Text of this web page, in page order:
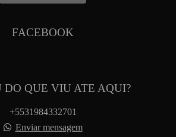
FACEBOOK
DO QUE VIU ATE AQUI?
+5531984332701
Enviar mensagem